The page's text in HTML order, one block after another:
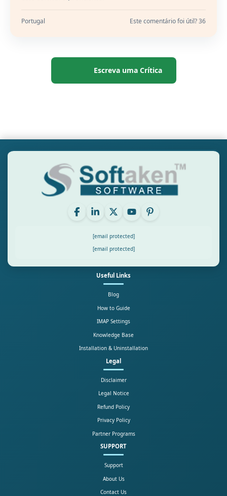
Portugal Este comentário foi útil? 36
Escreva uma Crítica
[email protected]
[email protected]
Useful Links
Blog
How to Guide
IMAP Settings
Knowledge Base
Installation & Uninstallation
Legal
Disclaimer
Legal Notice
Refund Policy
Privacy Policy
Partner Programs
SUPPORT
Support
About Us
Contact Us